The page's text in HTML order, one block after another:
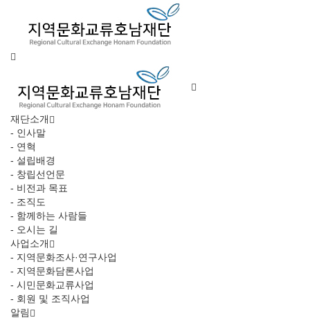
재단소개
- 인사말
- 연혁
- 설립배경
- 창립선언문
- 비전과 목표
- 조직도
- 함께하는 사람들
- 오시는 길
사업소개
- 지역문화조사·연구사업
- 지역문화담론사업
- 시민문화교류사업
- 회원 및 조직사업
알림